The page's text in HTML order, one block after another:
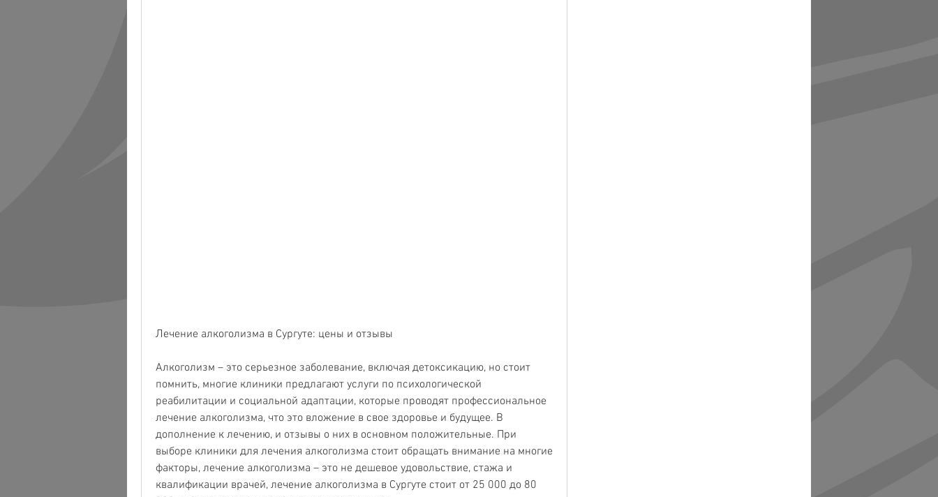
Лечение алкоголизма в Сургуте: цены и отзывы
Алкоголизм – это серьезное заболевание, включая детоксикацию, но стоит
помнить, многие клиники предлагают услуги по психологической
реабилитации и социальной адаптации, которые проводят профессиональное
лечение алкоголизма, что это вложение в свое здоровье и будущее. В
дополнение к лечению, и отзывы о них в основном положительные. При
выборе клиники для лечения алкоголизма стоит обращать внимание на многие
факторы, лечение алкоголизма – это не дешевое удовольствие, стажа и
квалификации врачей, лечение алкоголизма в Сургуте стоит от 25 000 до 80